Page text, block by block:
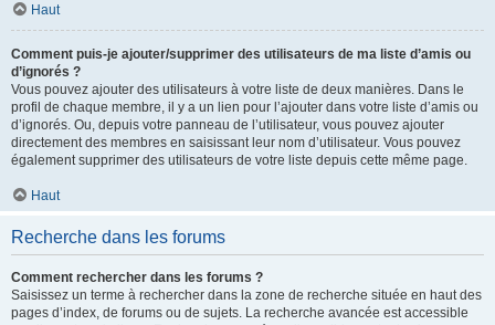
Haut
Comment puis-je ajouter/supprimer des utilisateurs de ma liste d’amis ou
d’ignorés ?
Vous pouvez ajouter des utilisateurs à votre liste de deux manières. Dans le
profil de chaque membre, il y a un lien pour l’ajouter dans votre liste d’amis ou
d’ignorés. Ou, depuis votre panneau de l’utilisateur, vous pouvez ajouter
directement des membres en saisissant leur nom d’utilisateur. Vous pouvez
également supprimer des utilisateurs de votre liste depuis cette même page.
Haut
Recherche dans les forums
Comment rechercher dans les forums ?
Saisissez un terme à rechercher dans la zone de recherche située en haut des
pages d’index, de forums ou de sujets. La recherche avancée est accessible